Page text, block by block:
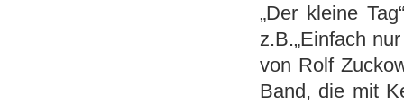
„Der kleine
z.B.„Einfach
von Rolf
Band, die mit